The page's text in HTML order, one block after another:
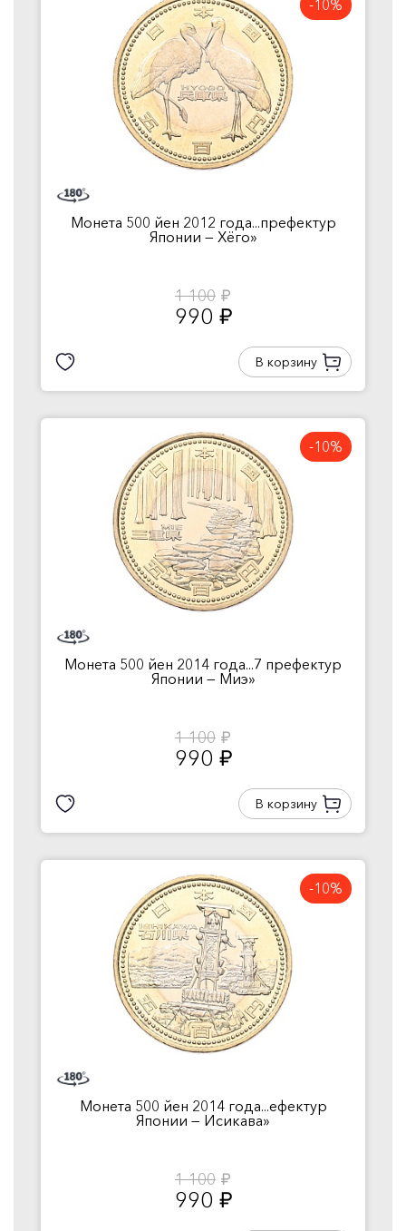
-10%
Монета 500 йен 2012 года...префектур
Японии — Хёго»
1 100 руб.
990 руб.
В корзину
-10%
Монета 500 йен 2014 года...7 префектур
Японии — Миэ»
1 100 руб.
990 руб.
В корзину
-10%
Монета 500 йен 2014 года...ефектур
Японии — Исикава»
1 100 руб.
990 руб.